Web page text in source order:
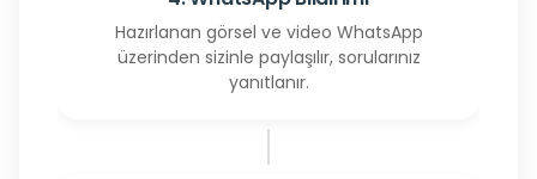
Hazırlanan görsel ve video WhatsApp
üzerinden sizinle paylaşılır, sorularınız
yanıtlanır.